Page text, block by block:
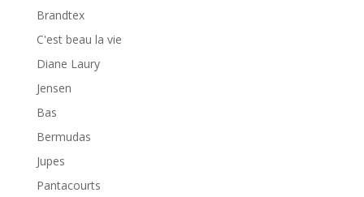
Brandtex
C'est beau la vie
Diane Laury
Jensen
Bas
Bermudas
Jupes
Pantacourts